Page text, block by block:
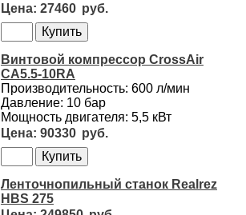
27460
Винтовой компрессор CrossAir
CA5.5-10RA
Производительность: 600 л/мин
Давление: 10 бар
Мощность двигателя: 5,5 кВт
90330
Ленточнопильный станок Realrez
HBS 275